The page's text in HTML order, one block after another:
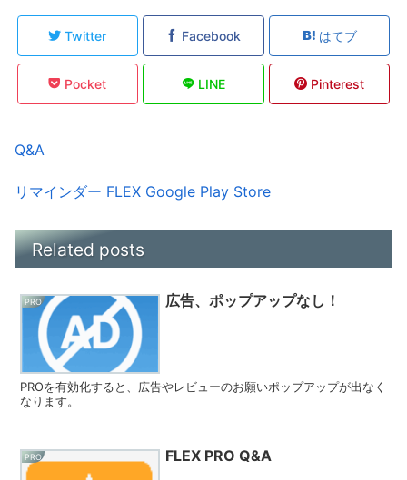
Twitter Facebook はてブ
Pocket LINE Pinterest
Q&A
リマインダー FLEX Google Play Store
Related posts
PRO 広告、ポップアップなし！
PROを有効化すると、広告やレビューのお願いポップアップが出なく
なります。
PRO FLEX PRO Q&A